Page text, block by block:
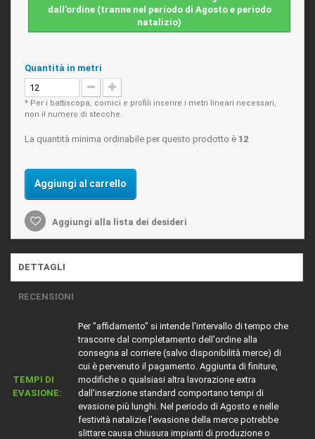
dall'ordine (tranne nel periodo di Agosto e periodo
natalizio)
Quantità in metri
* Per i battiscopa, cornici e profili inserire i metri lineari necessari,
non il numero di stecche.
La quantità minima ordinabile per questo prodotto è 12
Aggiungi al carrello
Aggiungi alla lista dei desideri
DETTAGLI
RECENSIONI
TEMPI DI
EVASIONE:
Per "affidamento" si intende l'intervallo di tempo che
trascorre dal completamento dell'ordine alla
consegna al corriere (salvo disponibilità merce) di
cui è pervenuto il pagamento. Aggiunta di finiture,
modifiche o qualsiasi altra lavorazione extra
dall'inserzione standard comportano tempi di
evasione più lunghi. Nel periodo di Agosto e nelle
festività natalizie l'evasione della merce potrebbe
slittare causa chiusura impianti di produzione o